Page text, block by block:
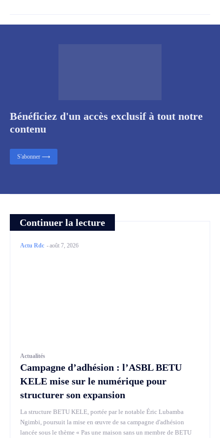
Continuer la lecture
Actu Rdc -août 7, 2026
Actualités
Campagne d’adhésion : l’ASBL BETU
KELE mise sur le numérique pour
structurer son expansion
La structure BETU KELE, portée par le notable Éric Lubamba
Ngimbi, poursuit la mise en œuvre de sa campagne d'adhésion
lancée sous le thème « Pas une maison sans un membre de BETU
Bénéficiez d'un accès exclusif à tout notre
contenu
S'abonner ⟶